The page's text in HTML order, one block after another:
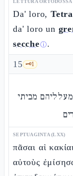
LETTURA ORTODOSSA
Da' loro,
da' loro un
seccheⓘ.
15 🗝️1
מביתי
SEPTUAGINTA (LXX)
πᾶσαι αἱ
αὐτοὺς